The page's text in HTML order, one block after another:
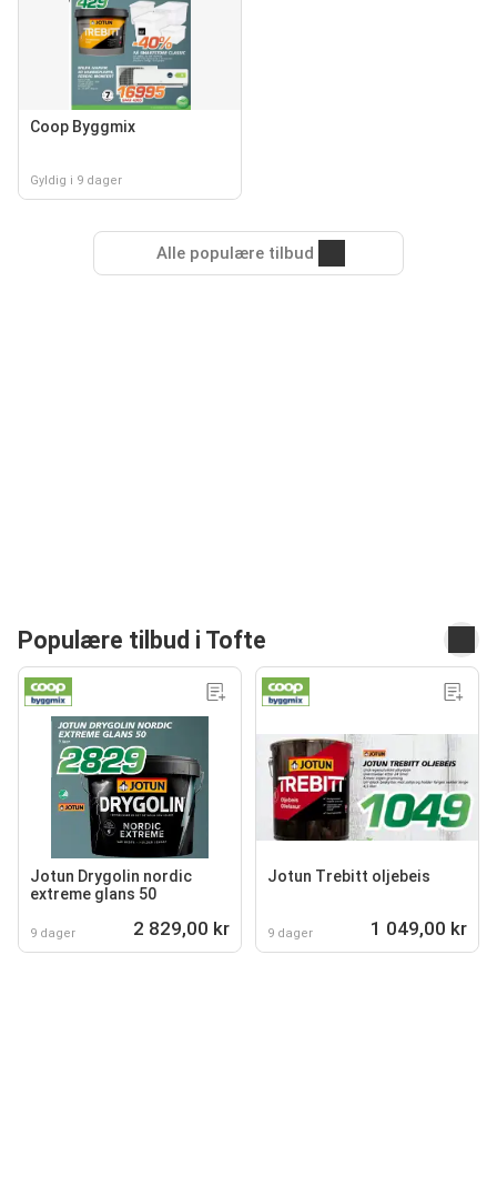
Coop Byggmix
Gyldig i 9 dager
Alle populære tilbud
Populære tilbud i Tofte
Jotun Drygolin nordic
extreme glans 50
9 dager 2 829,00 kr
Jotun Trebitt oljebeis
9 dager 1 049,00 kr